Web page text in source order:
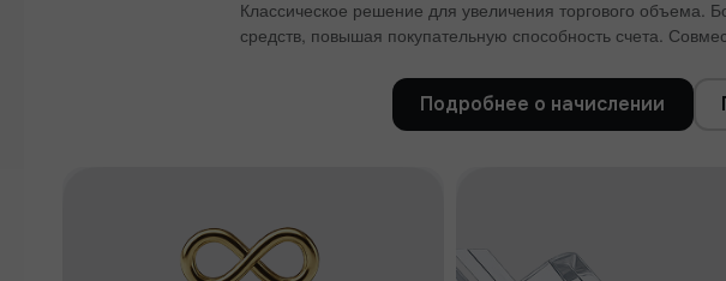
Классическое решение для увеличения торгового объема.
средств, повышая покупательную способность счета.
Подробнее о начислении
Бонус 30%